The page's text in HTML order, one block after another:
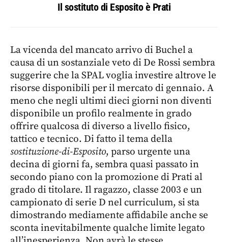
Il sostituto di Esposito è Prati
La vicenda del mancato arrivo di Buchel a
causa di un sostanziale veto di De Rossi sembra
suggerire che la SPAL voglia investire altrove le
risorse disponibili per il mercato di gennaio. A
meno che negli ultimi dieci giorni non diventi
disponibile un profilo realmente in grado
offrire qualcosa di diverso a livello fisico,
tattico e tecnico. Di fatto il tema della
sostituzione-di-Esposito, parso urgente una
decina di giorni fa, sembra quasi passato in
secondo piano con la promozione di Prati al
grado di titolare. Il ragazzo, classe 2003 e un
campionato di serie D nel curriculum, si sta
dimostrando mediamente affidabile anche se
sconta inevitabilmente qualche limite legato